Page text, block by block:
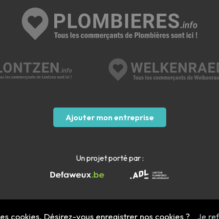
Ajouter mon entreprise
Un projet porté par :
Mentions légales- Copyright 2022 - 2026 plombieres.info
cookies. Désirez-vous enregistrer nos cookies ? Je